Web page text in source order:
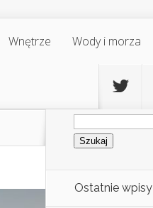
Wnętrze Wody i morza
Szukaj:
Ostatnie wpisy